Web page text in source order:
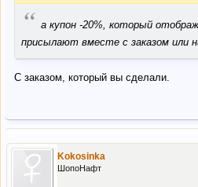
“ а купон -20%, который
присылают вместе с заказом или
С заказом, который вы сделали.
Kokosinka
ШопоНафт